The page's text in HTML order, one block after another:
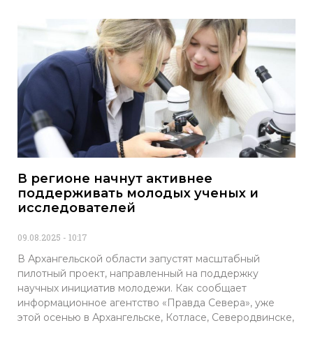
В регионе начнут активнее
поддерживать молодых ученых и
исследователей
09.08.2025 10:17
В Архангельской области запустят масштабный
пилотный проект, направленный на поддержку
научных инициатив молодежи. Как сообщает
информационное агентство «Правда Севера», уже
этой осенью в Архангельске, Котласе, Северодвинске,